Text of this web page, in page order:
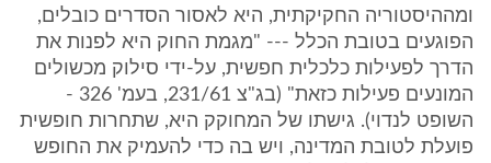
ומההיסטוריה החקיקתית, היא לאסור הסדרים כובלים,
הפוגעים בטובת הכלל --- "מגמת החוק היא לפנות את
הדרך לפעילות כלכלית חפשית, על-ידי סילוק מכשולים
המונעים פעילות כזאת" (בג"צ 231/61, בעמ' 326 -
השופט לנדוי). גישתו של המחוקק היא, שתחרות חופשית
פועלת לטובת המדינה, ויש בה כדי להעמיק את החופש